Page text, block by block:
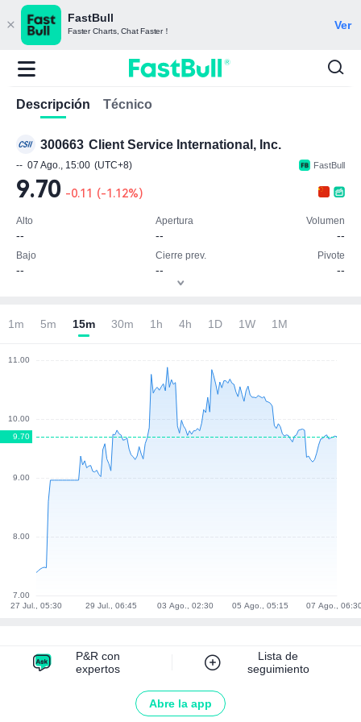
FastBull
Faster Charts, Chat Faster！ Ver
Descripción Técnico
300663 Client Service International, Inc.
-- 07 Ago., 15:00 (UTC+8) FastBull
9.70 -0.11 (-1.12%)
Alto
--
Bajo
--
Apertura
--
Cierre prev.
--
Volumen
--
Pivote
--
1m 5m 15m 30m 1h 4h 1D 1W 1M
P&R con
expertos
Lista de
seguimiento
Abre la app